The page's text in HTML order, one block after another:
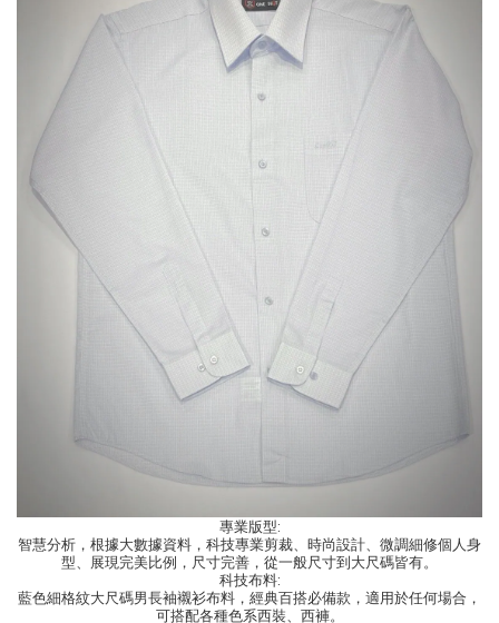
專業版型:
智慧分析，根據大數據資料，科技專業剪裁、時尚設計、微調細修個人身
型、展現完美比例，尺寸完善，從一般尺寸到大尺碼皆有。
科技布料:
藍色細格紋大尺碼男長袖襯衫布料，經典百搭必備款，適用於任何場合，
可搭配各種色系西裝、西褲。